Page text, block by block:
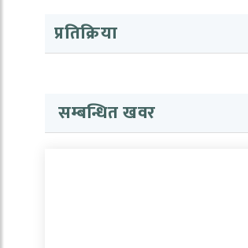
प्रतिक्रिया
सम्बन्धित खवर